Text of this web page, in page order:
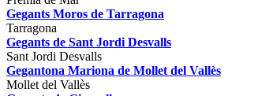
Gegants Moros de Tarragona
Tarragona
Gegants de Sant Jordi Desvalls
Sant Jordi Desvalls
Gegantona Mariona de Mollet del Vallès
Mollet del Vallès